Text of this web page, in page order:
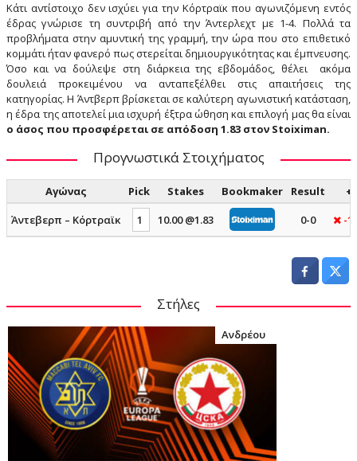
Κάτι αντίστοιχο δεν ισχύει για την Κόρτραϊκ που αγωνιζόμενη εντός
έδρας γνώρισε τη συντριβή από την Άντερλεχτ με 1-4. Πολλά τα
προβλήματα στην αμυντική της γραμμή, την ώρα που στο επιθετικό
κομμάτι ήταν φανερό πως στερείται δημιουργικότητας και έμπνευσης.
Όσο και να δούλεψε στη διάρκεια της εβδομάδος, θέλει ακόμα
δουλειά προκειμένου να ανταπεξέλθει στις απαιτήσεις της
κατηγορίας. Η Άντβερπ βρίσκεται σε καλύτερη αγωνιστική κατάσταση,
η έδρα της αποτελεί μια ισχυρή έξτρα ώθηση και επιλογή μας θα είναι
ο άσος που προσφέρεται σε απόδοση 1.83 στον Stoiximan.
Προγνωστικά Στοιχήματος
Αγώνας Pick Stakes Bookmaker Result
Άντεβερπ – Κόρτραϊκ
1 10.00 @1.83 0-0 -
Στήλες
Ανδρέου